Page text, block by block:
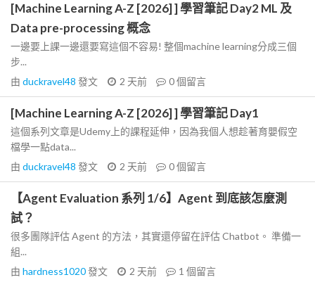
[Machine Learning A-Z [2026] ] 學習筆記 Day2 ML 及
Data pre-processing 概念
一邊要上課一邊還要寫這個不容易! 整個machine learning分成三個
步...
由 duckravel48 發文 2 天前 0個留言
[Machine Learning A-Z [2026] ] 學習筆記 Day1
這個系列文章是Udemy上的課程延伸，因為我個人想趁著育嬰假空
檔學一點data...
由 duckravel48 發文 2 天前 0個留言
【Agent Evaluation 系列 1/6】Agent 到底該怎麼測
試？
很多團隊評估 Agent 的方法，其實還停留在評估 Chatbot。 準備一
組...
由 hardness1020發文 2 天前 1 個留言